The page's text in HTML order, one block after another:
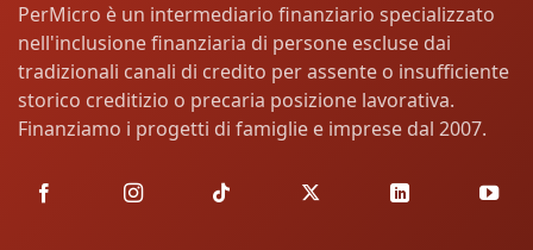
PerMicro è un intermediario finanziario specializzato
nell'inclusione finanziaria di persone escluse dai
tradizionali canali di credito per assente o insufficiente
storico creditizio o precaria posizione lavorativa.
Finanziamo i progetti di famiglie e imprese dal 2007.